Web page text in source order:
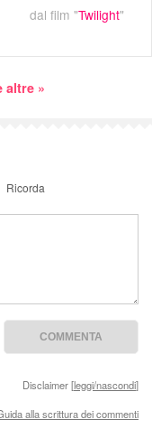
dal film "Twilight"
altre »
Ricorda
Disclaimer [leggi/nascondi]
alla scrittura dei commenti